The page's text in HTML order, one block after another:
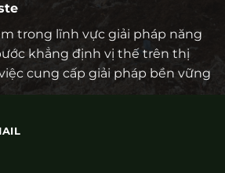
trong lĩnh vực giải pháp năng
khẳng định vị thế trên thị
cung cấp giải pháp bền vững